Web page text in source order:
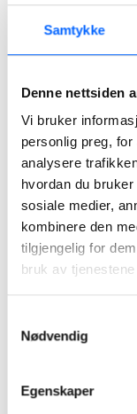
Samtykke
Denne nettsiden
Vi bruker
personlig preg,
analysere
hvordan du
sosiale medier,
kombinere den
tilgjengelig for
bruk av
Nødvendig
Egenskaper
Forbedrer
Godkjenning
2022-01-25
NCC inngår
kommune